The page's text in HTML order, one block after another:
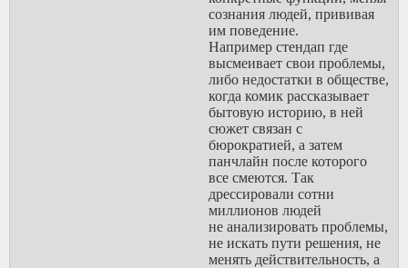
сознания людей, прививая
им поведение.
Например стендап где
высмеивает свои проблемы,
либо недостатки в обществе,
когда комик рассказывает
бытовую историю, в ней
сюжет связан с
бюрократией, а затем
панчлайн после которого
все смеются. Так
дрессировали сотни
миллионов людей
не анализировать проблемы,
не искать пути решения, не
менять действительность, а